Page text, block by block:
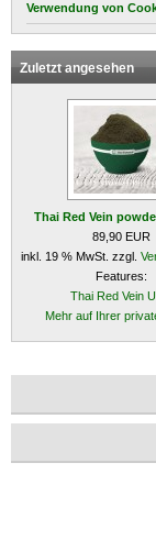
Verwendung von
Zuletzt angesehen
Thai Red Vein
89,90 EUR
inkl. 19 % MwSt. zzgl.
Features:
Thai Red Vein
Mehr auf Ihrer